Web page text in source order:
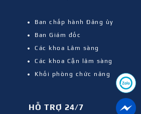
Ban chấp hành Đảng ủy
Ban Giám đốc
Các khoa Lâm sàng
Các khoa Cận lâm sàng
Khối phòng chức năng
HỖ TRỢ 24/7